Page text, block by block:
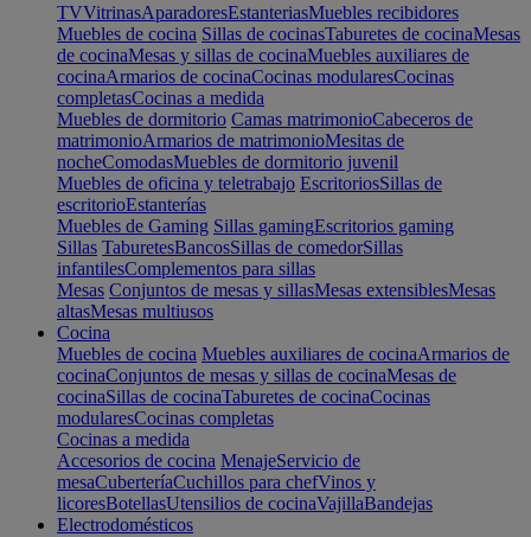
TVVitrinasAparadoresEstanteriasMuebles recibidores
Muebles de cocina Sillas de cocinasTaburetes de cocinaMesas
de cocinaMesas y sillas de cocinaMuebles auxiliares de
cocinaArmarios de cocinaCocinas modularesCocinas
completasCocinas a medida
Muebles de dormitorio Camas matrimonioCabeceros de
matrimonioArmarios de matrimonioMesitas de
nocheComodasMuebles de dormitorio juvenil
Muebles de oficina y teletrabajo EscritoriosSillas de
escritorioEstanterías
Muebles de Gaming Sillas gamingEscritorios gaming
Sillas TaburetesBancosSillas de comedorSillas
infantilesComplementos para sillas
Mesas Conjuntos de mesas y sillasMesas extensiblesMesas
altasMesas multiusos
Cocina
Muebles de cocina Muebles auxiliares de cocinaArmarios de
cocinaConjuntos de mesas y sillas de cocinaMesas de
cocinaSillas de cocinaTaburetes de cocinaCocinas
modularesCocinas completas
Cocinas a medida
Accesorios de cocina MenajeServicio de
mesaCuberteríaCuchillos para chefVinos y
licoresBotellasUtensilios de cocinaVajillaBandejas
Electrodomésticos